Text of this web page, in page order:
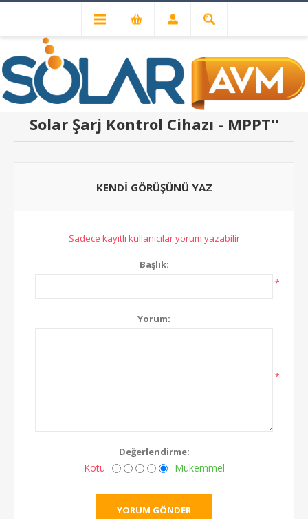
ÜRÜN YORUMLARI Solinved 30A
Solar Şarj Kontrol Cihazı - MPPT
KENDI GÖRÜŞÜNÜ YAZ
Sadece kayıtlı kullanıcılar yorum yazabilir
Başlık:
*
Yorum:
*
Değerlendirme:
Kötü Mükemmel
YORUM GÖNDER